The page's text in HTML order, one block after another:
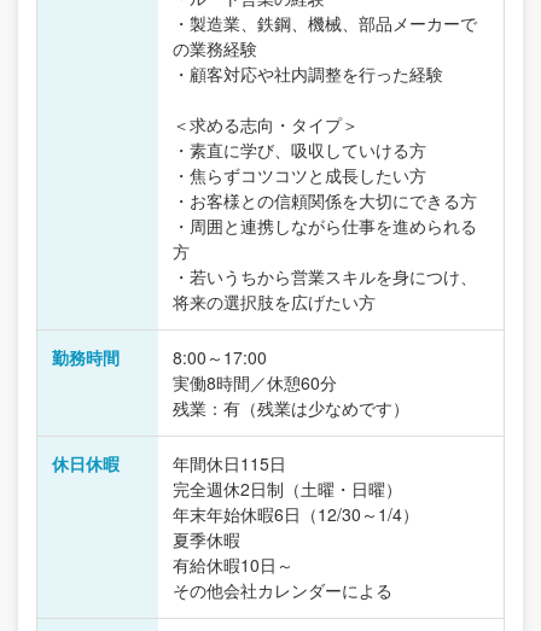
・製造業、鉄鋼、機械、部品メーカーで
の業務経験
・顧客対応や社内調整を行った経験
＜求める志向・タイプ＞
・素直に学び、吸収していける方
・焦らずコツコツと成長したい方
・お客様との信頼関係を大切にできる方
・周囲と連携しながら仕事を進められる
方
・若いうちから営業スキルを身につけ、
将来の選択肢を広げたい方
勤務時間
8:00～17:00
実働8時間／休憩60分
残業：有（残業は少なめです）
休日休暇
年間休日115日
完全週休2日制（土曜・日曜）
年末年始休暇6日（12/30～1/4）
夏季休暇
有給休暇10日～
その他会社カレンダーによる